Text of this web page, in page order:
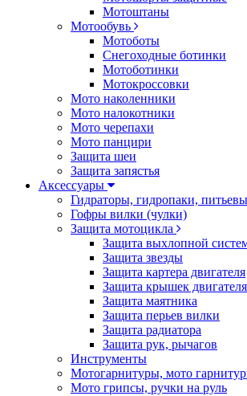
Мотоштаны
Мотообувь
Мотоботы
Снегоходные ботинки
Мотоботинки
Мотокроссовки
Мото наколенники
Мото налокотники
Мото черепахи
Мото панцири
Защита шеи
Защита запястья
Аксессуары
Гидраторы, гидропаки,
Гофры вилки (чулки)
Защита мотоцикла
Защита выхлопной
Защита звезды
Защита картера двигателя
Защита крышек двигателя
Защита маятника
Защита перьев вилки
Защита радиатора
Защита рук, рычагов
Инструменты
Мотогарнитуры, мото
Мото грипсы, ручки на руль